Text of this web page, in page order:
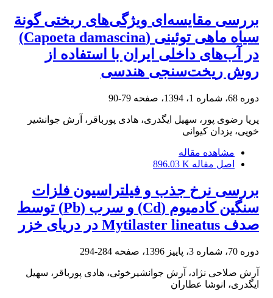
بررسی مقایسه‌ای ویژگی‌های ریختی گونة
سیاه ماهی توئینی (Capoeta damascina)
در آب‌های داخلی ایران با استفاده از
روش ریخت‌سنجی هندسی
دوره 68، شماره 1، 1394، صفحه 79-90
پریا رضوی پور، سهیل ایگدری، هادی پورباقر، آرش جوانشیر
خویی، یزدان کیوانی
مشاهده مقاله
اصل مقاله 896.03 K
بررسی نرخ جذب و فیلتراسیون فلزات
سنگین کادمیوم (Cd) و سرب (Pb) توسط
صدف Mytilaster lineatus در دریای خزر
دوره 70، شماره 3، پاییز 1396، صفحه 284-294
آرش صلاحی نژاد، آرش جوانشیرخوئی، هادی پورباقر، سهیل
ایگدری، انوشا عطاران